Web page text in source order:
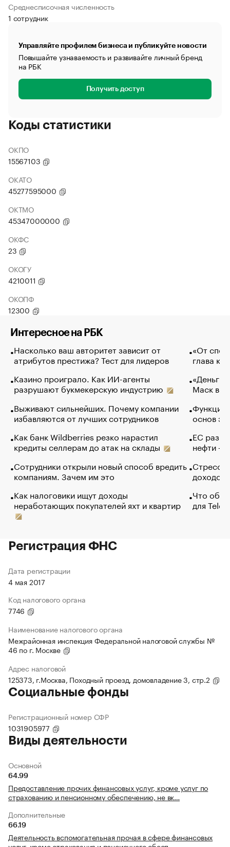
Среднесписочная численность
1 сотрудник
Управляйте профилем бизнеса и публикуйте новости
Повышайте узнаваемость и развивайте личный бренд
на РБК
Получить доступ
Коды статистики
ОКПО
15567103
ОКАТО
45277595000
ОКТМО
45347000000
ОКФС
23
ОКОГУ
4210011
ОКОПФ
12300
Интересное на РБК
Насколько ваш авторитет зависит от
атрибутов престижа? Тест для лидеров
Казино проиграло. Как ИИ-агенты
разрушают букмекерскую индустрию
Выживают сильнейших. Почему компании
избавляются от лучших сотрудников
Как банк Wildberries резко нарастил
кредиты селлерам до атак на склады
Сотрудники открыли новый способ вредить
компаниям. Зачем им это
Как налоговики ищут доходы
неработающих покупателей яхт и квартир
«От
глава
«Деньги
Маск в
Функции
основ
ЕС
нефти —
Стресс
доходов
Что
для
Регистрация ФНС
Дата регистрации
4 мая 2017
Код налогового органа
7746
Наименование налогового органа
Межрайонная инспекция Федеральной налоговой службы №
46 по г. Москве
Адрес налоговой
125373, г.Москва, Походный проезд, домовладение 3, стр.2
Социальные фонды
Регистрационный номер СФР
1031905977
Виды деятельности
Основной
64.99
Предоставление прочих финансовых услуг, кроме услуг по
страхованию и пенсионному обеспечению, не вк…
Дополнительные
66.19
Деятельность вспомогательная прочая в сфере финансовых